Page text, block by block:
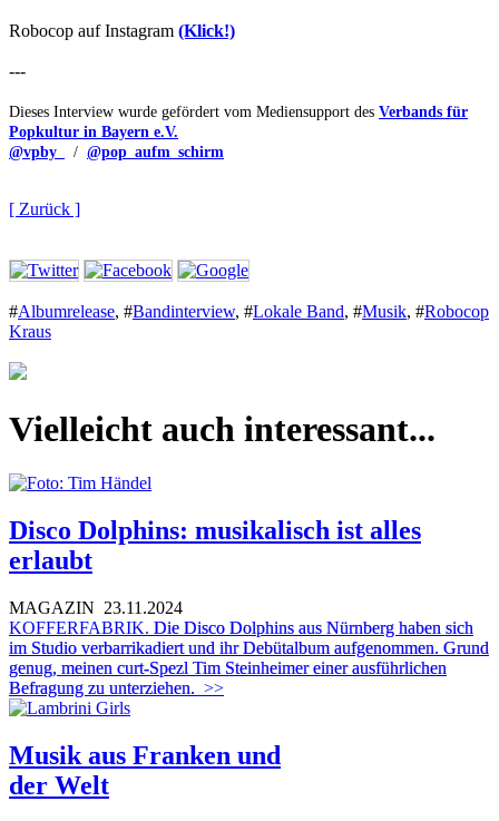
Robocop auf Instagram (Klick!)
---
Dieses Interview wurde gefördert vom Mediensupport des Verbands für
Popkultur in Bayern e.V.
@vpby_
/ @pop_aufm_schirm
[ Zurück ]
#Albumrelease, #Bandinterview, #Lokale Band, #Musik, #Robocop
Kraus
Vielleicht auch interessant...
Disco Dolphins: musikalisch ist alles
erlaubt
MAGAZIN 23.11.2024
KOFFERFABRIK. Die Disco Dolphins aus Nürnberg haben sich
im Studio verbarrikadiert und ihr Debütalbum aufgenommen. Grund
genug, meinen curt-Spezl Tim Steinheimer einer ausführlichen
Befragung zu unterziehen. >>
Musik aus Franken und
der Welt